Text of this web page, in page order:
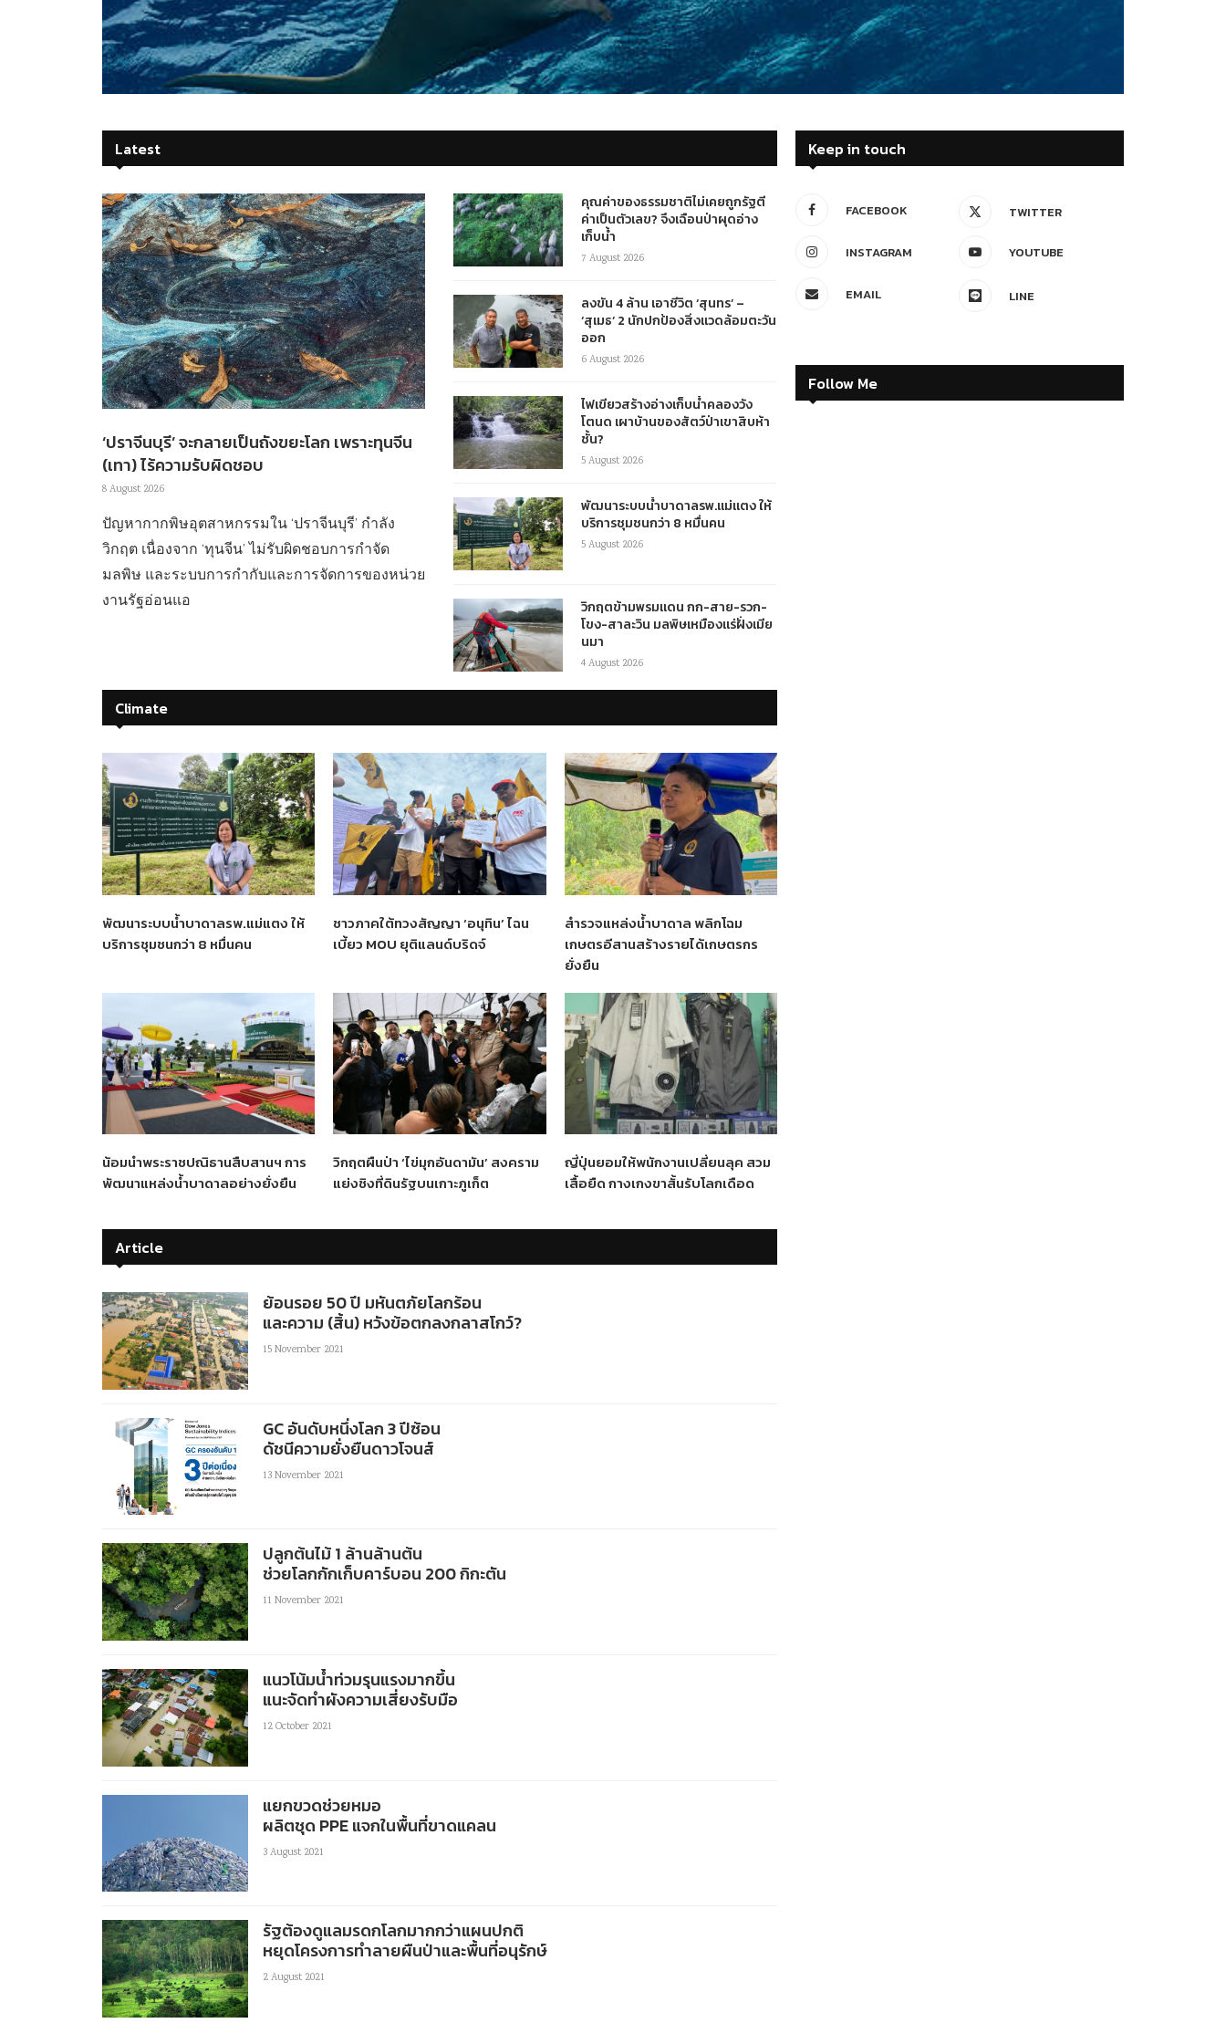
Latest
‘ปราจีนบุรี’ จะกลายเป็นถังขยะโลก เพราะทุนจีน
(เทา) ไร้ความรับผิดชอบ
8 August 2026
ปัญหากากพิษอุตสาหกรรมใน ‘ปราจีนบุรี’ กำลัง
วิกฤต เนื่องจาก ‘ทุนจีน’ ไม่รับผิดชอบการกำจัด
มลพิษ และระบบการกำกับและการจัดการของหน่วย
งานรัฐอ่อนแอ
คุณค่าของธรรมชาติไม่เคยถูกรัฐตี
ค่าเป็นตัวเลข? จึงเฉือนป่าผุดอ่าง
เก็บน้ำ
7 August 2026
ลงขัน 4 ล้าน เอาชีวิต ‘สุนทร’ –
‘สุเมธ’ 2 นักปกป้องสิ่งแวดล้อมตะวัน
ออก
6 August 2026
ไฟเขียวสร้างอ่างเก็บน้ำคลองวัง
โตนด เผาบ้านของสัตว์ป่าเขาสิบห้า
ชั้น?
5 August 2026
พัฒนาระบบน้ำบาดาลรพ.แม่แตง ให้
บริการชุมชนกว่า 8 หมื่นคน
5 August 2026
วิกฤตข้ามพรมแดน กก-สาย-รวก-
โขง-สาละวิน มลพิษเหมืองแร่ฝั่งเมีย
นมา
4 August 2026
Climate
พัฒนาระบบน้ำบาดาลรพ.แม่แตง ให้
บริการชุมชนกว่า 8 หมื่นคน
ชาวภาคใต้ทวงสัญญา ‘อนุทิน’ ไฉน
เบี้ยว MOU ยุติแลนด์บริดจ์
สำรวจแหล่งน้ำบาดาล พลิกโฉม
เกษตรอีสานสร้างรายได้เกษตรกร
ยั่งยืน
น้อมนำพระราชปณิธานสืบสานฯ การ
พัฒนาแหล่งน้ำบาดาลอย่างยั่งยืน
วิกฤตผืนป่า ‘ไข่มุกอันดามัน’ สงคราม
แย่งชิงที่ดินรัฐบนเกาะภูเก็ต
ญี่ปุ่นยอมให้พนักงานเปลี่ยนลุค สวม
เสื้อยืด กางเกงขาสั้นรับโลกเดือด
Article
ย้อนรอย 50 ปี มหันตภัยโลกร้อน
และความ (สิ้น) หวังข้อตกลงกลาสโกว์?
15 November 2021
GC อันดับหนึ่งโลก 3 ปีซ้อน
ดัชนีความยั่งยืนดาวโจนส์
13 November 2021
ปลูกต้นไม้ 1 ล้านล้านต้น
ช่วยโลกกักเก็บคาร์บอน 200 กิกะตัน
11 November 2021
แนวโน้มน้ำท่วมรุนแรงมากขึ้น
แนะจัดทำผังความเสี่ยงรับมือ
12 October 2021
แยกขวดช่วยหมอ
ผลิตชุด PPE แจกในพื้นที่ขาดแคลน
3 August 2021
รัฐต้องดูแลมรดกโลกมากกว่าแผนปกติ
หยุดโครงการทำลายผืนป่าและพื้นที่อนุรักษ์
2 August 2021
Keep in touch
FACEBOOK TWITTER
INSTAGRAM YOUTUBE
EMAIL LINE
Follow Me